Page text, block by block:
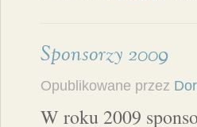
Sponsorzy 2009
Opublikowane przez
W roku 2009